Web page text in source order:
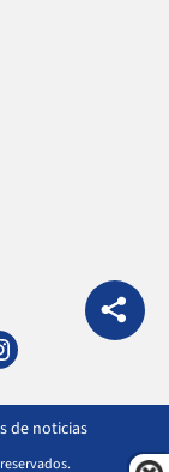
de noticias